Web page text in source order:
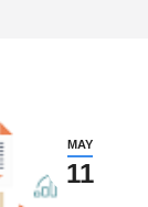
MAY
11